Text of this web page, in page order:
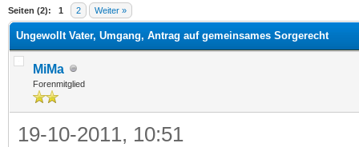
Seiten (2): 1 2 Weiter »
Durchschnitt
Ungewollt Vater, Umgang, Antrag auf gemeinsames Sorgerecht
MiMa
Forenmitglied
19-10-2011, 10:51